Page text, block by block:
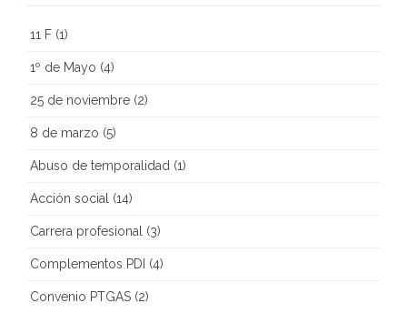
11 F (1)
1º de Mayo (4)
25 de noviembre (2)
8 de marzo (5)
Abuso de temporalidad (1)
Acción social (14)
Carrera profesional (3)
Complementos PDI (4)
Convenio PTGAS (2)